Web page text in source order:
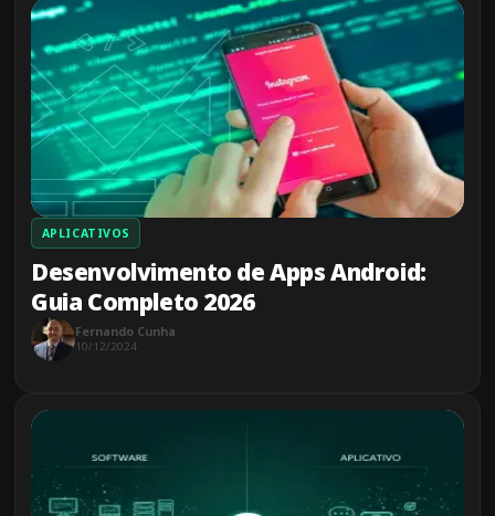
APLICATIVOS
Desenvolvimento de Apps Android:
Guia Completo 2026
Fernando Cunha
10/12/2024